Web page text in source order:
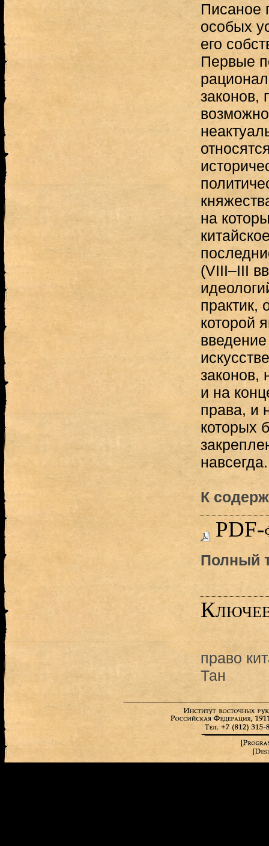
Писаное
особых
его
Первые
законов,
на
(VIII–III
практик,
которой
законов,
и на
права, и
которых
К
PDF-
Полный
право
Тан